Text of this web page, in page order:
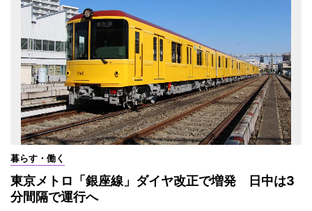
暮らす・働く
東京メトロ「銀座線」ダイヤ改正で増発 日中は3
分間隔で運行へ